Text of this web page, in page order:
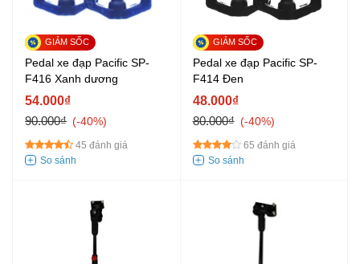
Pedal xe đạp Pacific SP-
F416 Xanh dương
54.000₫
90.000₫
-40%
45 đánh giá
Pedal xe đạp Pacific SP-
F414 Đen
48.000₫
80.000₫
-40%
65 đánh giá